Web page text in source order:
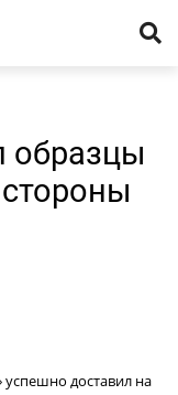
образцы
успешно доставил на